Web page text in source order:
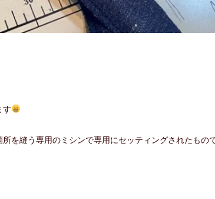
す
を縫う専用のミシンで専用にセッティングされたもの